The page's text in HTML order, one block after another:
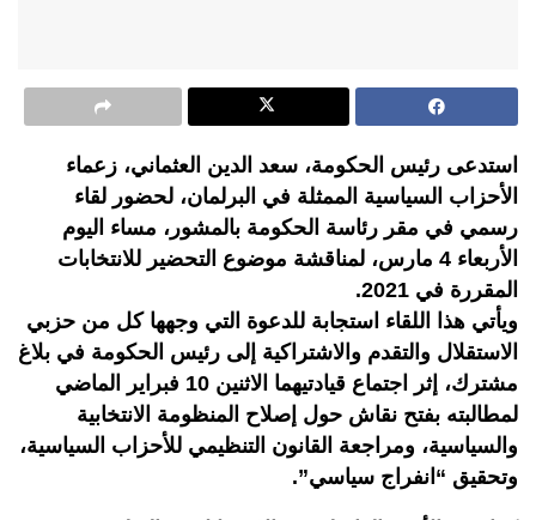
استدعى رئيس الحكومة، سعد الدين العثماني، زعماء
الأحزاب السياسية الممثلة في البرلمان، لحضور لقاء
رسمي في مقر رئاسة الحكومة بالمشور، مساء اليوم
الأربعاء 4 مارس، لمناقشة موضوع التحضير للانتخابات
المقررة في 2021.
ويأتي هذا اللقاء استجابة للدعوة التي وجهها كل من حزبي
الاستقلال والتقدم والاشتراكية إلى رئيس الحكومة في بلاغ
مشترك، إثر اجتماع قيادتيهما الاثنين 10 فبراير الماضي
لمطالبته بفتح نقاش حول إصلاح المنظومة الانتخابية
والسياسية، ومراجعة القانون التنظيمي للأحزاب السياسية،
وتحقيق “انفراج سياسي”.